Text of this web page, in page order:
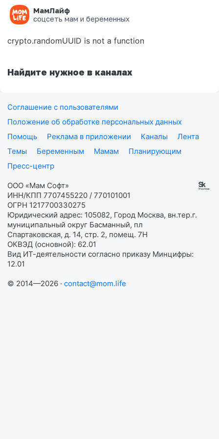
МамЛайф
соцсеть мам и беременных
Ошибка на странице
crypto.randomUUID is not a function
Найдите нужное в каналах
Соглашение с пользователями
Положение об обработке персональных данных
Помощь
Реклама в приложении Каналы
Лента
Темы
Беременным Мамам
Планирующим
Пресс-центр
ООО «Мам Софт»
ИНН/КПП 7707455220 / 770101001
ОГРН 1217700330275
Юридический адрес: 105082, Город Москва, вн.тер.г.
муниципальный округ Басманный, пл
Спартаковская, д. 14, стр. 2, помещ. 7Н
ОКВЭД (основной): 62.01
Вид ИТ-деятельности согласно приказу Минцифры:
12.01
© 2014—2026 · contact@mom.life